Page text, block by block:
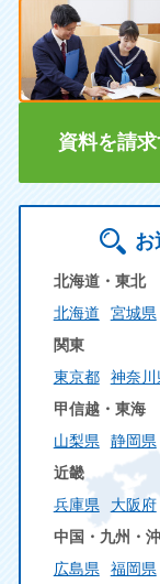
資料を請
お
北海道・東北
北海道
宮城県
関東
東京都
神奈川
甲信越・東海
山梨県
静岡県
近畿
兵庫県
大阪府
中国・九州・
広島県
福岡県